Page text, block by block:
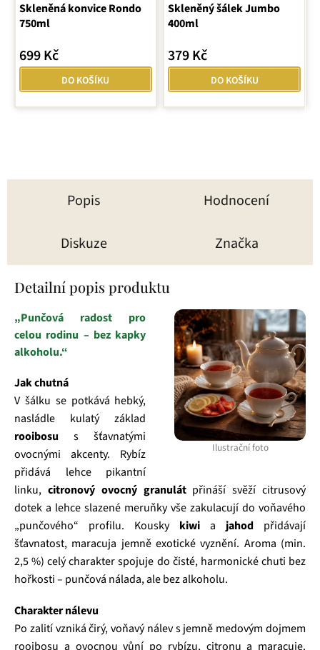
Skleněná konvice Rondo
750ml
699 Kč
DO KOŠÍKU
Skleněný šálek Jumbo
400ml
379 Kč
DO KOŠÍKU
Popis Hodnocení
Diskuze Značka
Detailní popis produktu
Ilustrační foto
„Punčová radost pro
celou rodinu – bez kapky
alkoholu.“
Jak chutná
V šálku se potkává hebký,
nasládle kulatý základ
rooibosu s šťavnatými
ovocnými akcenty. Rybíz
přidává lehce pikantní
linku, citronový ovocný granulátpřináší svěží citrusový
dotek a lehce slazené meruňky vše zakulacují do voňavého
„punčového“ profilu. Kousky kiwi a jahod přidávají
šťavnatost, maracuja jemně exotické vyznění. Aroma (min.
2,5 %) celý charakter spojuje do čisté, harmonické chuti bez
hořkosti – punčová nálada, ale bez alkoholu.
Charakter nálevu
Po zalití vzniká čirý, voňavý nálev s jemně medovým dojmem
rooibosu a ovocnou vůní po rybízu, citronu a maracuje.